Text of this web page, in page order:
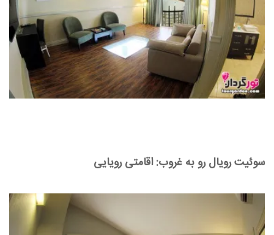
سوئیت رویال رو به غروب: اقامتی رویایی